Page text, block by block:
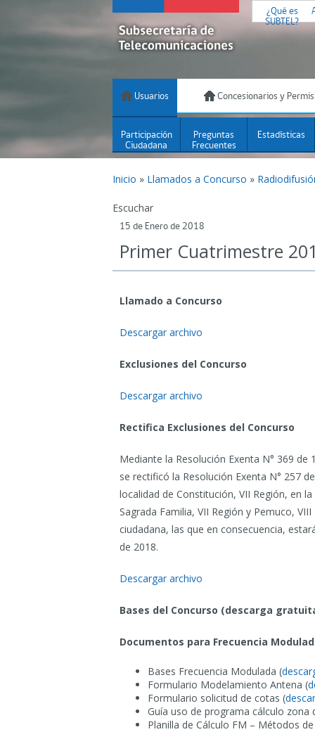
¿Qué es
SUBTEL?
Usuarios Concesionarios y
Participación
Ciudadana
Preguntas
Frecuentes
Estadísticas
Inicio » Llamados a Concurso »
Escuchar
15 de Enero de 2018
Primer Cuatrimestre
Llamado a Concurso
Descargar archivo
Exclusiones del Concurso
Descargar archivo
Rectifica Exclusiones del Concurso
Mediante la Resolución Exenta N° 369 de
se rectificó la Resolución Exenta N° 257
localidad de Constitución, VII Región, en
Sagrada Familia, VII Región y Pemuco,
ciudadana, las que en consecuencia,
de 2018.
Descargar archivo
Bases del Concurso (descarga
Documentos para Frecuencia
Bases Frecuencia Modulada (
Formulario Modelamiento Antena (
Formulario solicitud de cotas (
Guía uso de programa cálculo zona
Planilla de Cálculo FM – Métodos